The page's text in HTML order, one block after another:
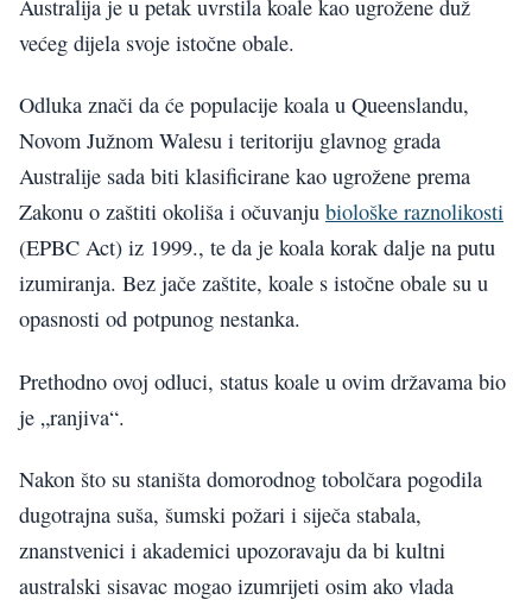
Australija je u petak uvrstila koale kao ugrožene duž
većeg dijela svoje istočne obale.
Odluka znači da će populacije koala u Queenslandu,
Novom Južnom Walesu i teritoriju glavnog grada
Australije sada biti klasificirane kao ugrožene prema
Zakonu o zaštiti okoliša i očuvanju biološke raznolikosti
(EPBC Act) iz 1999., te da je koala korak dalje na putu
izumiranja. Bez jače zaštite, koale s istočne obale su u
opasnosti od potpunog nestanka.
Prethodno ovoj odluci, status koale u ovim državama bio
je „ranjiva“.
Nakon što su staništa domorodnog tobolčara pogodila
dugotrajna suša, šumski požari i siječa stabala,
znanstvenici i akademici upozoravaju da bi kultni
australski sisavac mogao izumrijeti osim ako vlada